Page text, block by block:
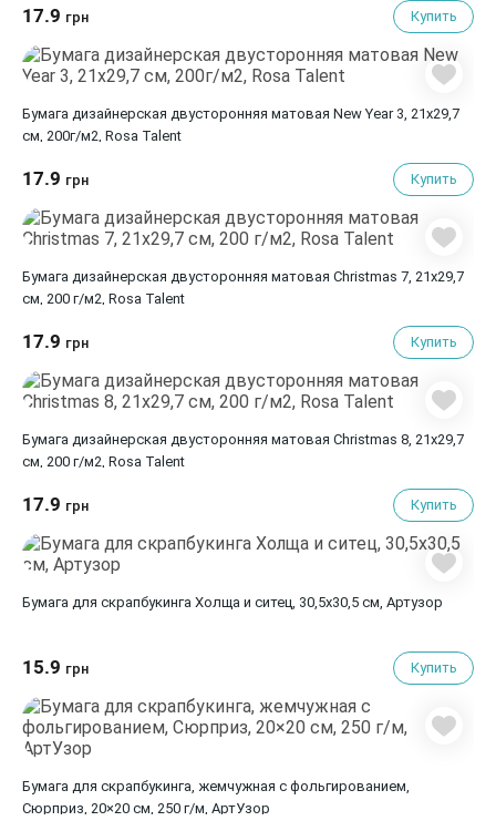
17.9 грн Купить
Бумага дизайнерская двусторонняя матовая New Year 3, 21х29,7
см, 200г/м2, Rosa Talent
17.9 грн Купить
Бумага дизайнерская двусторонняя матовая Christmas 7, 21х29,7
см, 200 г/м2, Rosa Talent
17.9 грн Купить
Бумага дизайнерская двусторонняя матовая Christmas 8, 21х29,7
см, 200 г/м2, Rosa Talent
17.9 грн Купить
Бумага для скрапбукинга Холща и ситец, 30,5х30,5 см, Артузор
15.9 грн Купить
Бумага для скрапбукинга, жемчужная с фольгированием,
Сюрприз, 20×20 см, 250 г/м, АртУзор